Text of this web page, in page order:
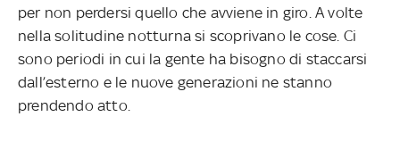
per non perdersi quello che avviene in giro. A volte
nella solitudine notturna si scoprivano le cose. Ci
sono periodi in cui la gente ha bisogno di staccarsi
dall’esterno e le nuove generazioni ne stanno
prendendo atto.